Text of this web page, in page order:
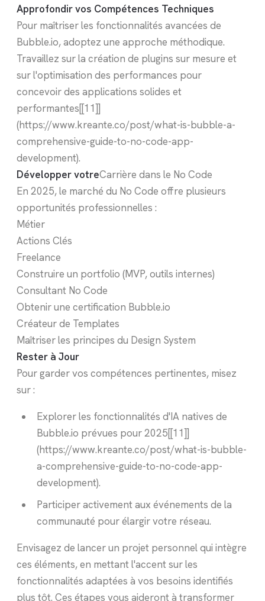
Approfondir vos Compétences Techniques
Pour maîtriser les fonctionnalités avancées de
Bubble.io, adoptez une approche méthodique.
Travaillez sur la création de plugins sur mesure et
sur l'optimisation des performances pour
concevoir des applications solides et
performantes[[11]]
(https://www.kreante.co/post/what-is-bubble-a-
comprehensive-guide-to-no-code-app-
development).
Développer votreCarrière dans le No Code
En 2025, le marché du No Code offre plusieurs
opportunités professionnelles :
Métier
Actions Clés
Freelance
Construire un portfolio (MVP, outils internes)
Consultant No Code
Obtenir une certification Bubble.io
Créateur de Templates
Maîtriser les principes du Design System
Rester à Jour
Pour garder vos compétences pertinentes, misez
sur :
Explorer les fonctionnalités d'IA natives de
Bubble.io prévues pour 2025[[11]]
(https://www.kreante.co/post/what-is-bubble-
a-comprehensive-guide-to-no-code-app-
development).
Participer activement aux événements de la
communauté pour élargir votre réseau.
Envisagez de lancer un projet personnel qui intègre
ces éléments, en mettant l'accent sur les
fonctionnalités adaptées à vos besoins identifiés
plus tôt. Ces étapes vous aideront à transformer